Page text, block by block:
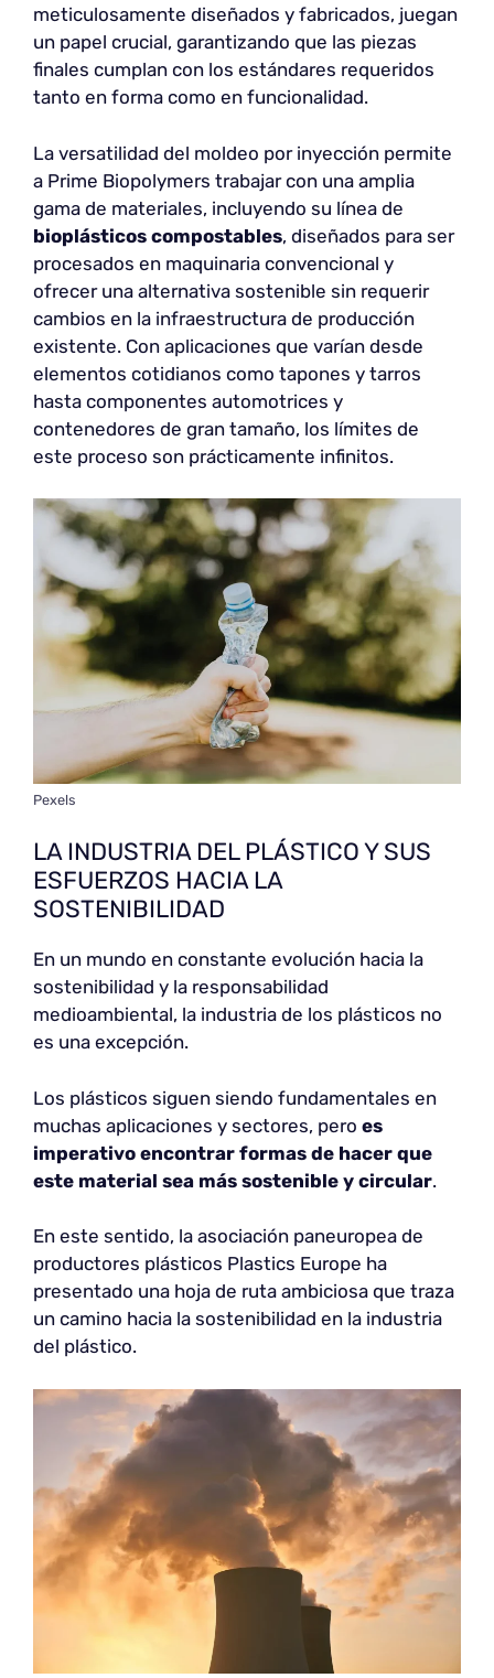
meticulosamente diseñados y fabricados, juegan
un papel crucial, garantizando que las piezas
finales cumplan con los estándares requeridos
tanto en forma como en funcionalidad.
La versatilidad del moldeo por inyección permite
a Prime Biopolymers trabajar con una amplia
gama de materiales, incluyendo su línea de
bioplásticos compostables, diseñados para ser
procesados en maquinaria convencional y
ofrecer una alternativa sostenible sin requerir
cambios en la infraestructura de producción
existente. Con aplicaciones que varían desde
elementos cotidianos como tapones y tarros
hasta componentes automotrices y
contenedores de gran tamaño, los límites de
este proceso son prácticamente infinitos.
Pexels
LA INDUSTRIA DEL PLÁSTICO Y SUS
ESFUERZOS HACIA LA
SOSTENIBILIDAD
En un mundo en constante evolución hacia la
sostenibilidad y la responsabilidad
medioambiental, la industria de los plásticos no
es una excepción.
Los plásticos siguen siendo fundamentales en
muchas aplicaciones y sectores, pero es
imperativo encontrar formas de hacer que
este material sea más sostenible y circular.
En este sentido, la asociación paneuropea de
productores plásticos Plastics Europe ha
presentado una hoja de ruta ambiciosa que traza
un camino hacia la sostenibilidad en la industria
del plástico.